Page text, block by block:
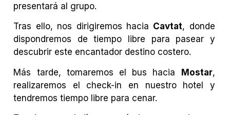
presentará al grupo.
Tras ello, nos dirigiremos hacia Cavtat, donde
dispondremos de tiempo libre para pasear y
descubrir este encantador destino costero.
Más tarde, tomaremos el bus hacia Mostar,
realizaremos el check-in en nuestro hotel y
tendremos tiempo libre para cenar.